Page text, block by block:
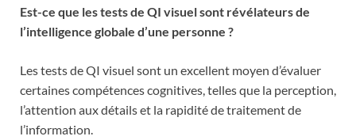
Est-ce que les tests de QI visuel sont révélateurs de
l’intelligence globale d’une personne ?
Les tests de QI visuel sont un excellent moyen d’évaluer
certaines compétences cognitives, telles que la perception,
l’attention aux détails et la rapidité de traitement de
l’information.